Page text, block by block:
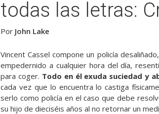
todas las letras:
Por John Lake
Vincent Cassel compone un policía
empedernido a cualquier hora del día,
para coger. Todo en él exuda suciedad y
cada vez que lo encuentra lo castiga
serlo como policía en el caso que debe
su hijo de dieciséis años al no retornar un